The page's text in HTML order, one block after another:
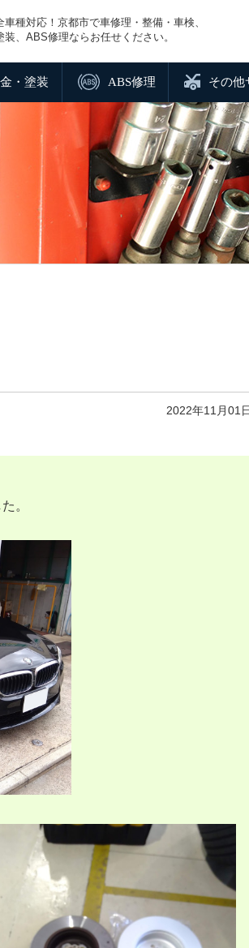
種対応！京都市で車修理・整備・車検、
、ABS修理ならお任せください。
・塗装 ABS修理 その他
2022年11月01
。